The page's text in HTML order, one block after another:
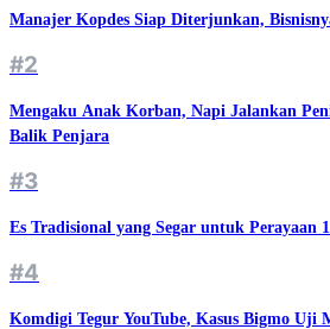
Manajer Kopdes Siap Diterjunkan,
#2
Mengaku Anak Korban, Napi Jalankan
Balik Penjara
#3
Es Tradisional yang Segar untuk Perayaan
#4
Komdigi Tegur YouTube, Kasus Bigmo Uji